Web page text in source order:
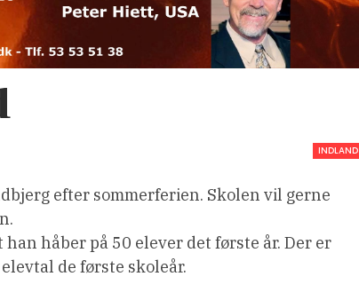
INDLAND
efter sommerferien. Skolen vil gerne
håber på 50 elever det første år. Der er
de første skoleår.